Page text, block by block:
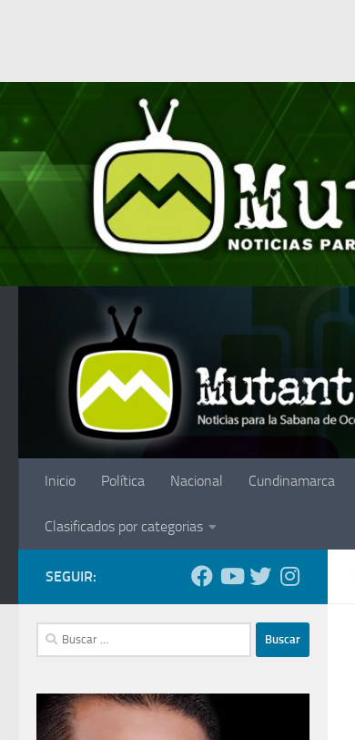
Inicio Política Nacional Cundinamarca
Clasificados por categorias
SEGUIR:
Buscar: